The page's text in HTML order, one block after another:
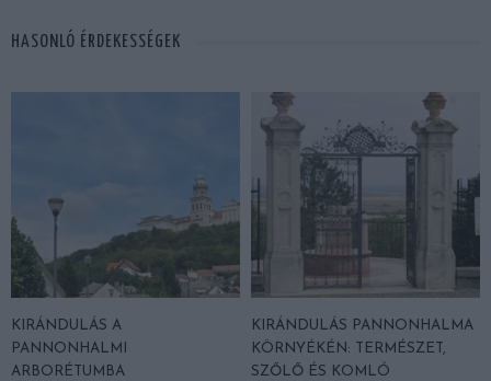
HASONLÓ ÉRDEKESSÉGEK
KIRÁNDULÁS A
PANNONHALMI
ARBORÉTUMBA
KIRÁNDULÁS PANNONHALMA
KÖRNYÉKÉN: TERMÉSZET,
SZŐLŐ ÉS KOMLÓ